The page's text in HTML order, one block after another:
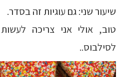
שיעור שני: גם עוגיות זה בסדר.
טוב, אולי אני צריכה
לסילבוס..